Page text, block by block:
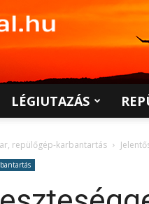
LÉGIUTAZÁS
repülőgép-karbantartás